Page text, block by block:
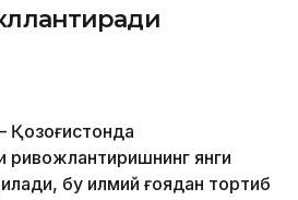
Қозоғистонда
ривожлантиришнинг янги
бу илмий ғоядан тортиб